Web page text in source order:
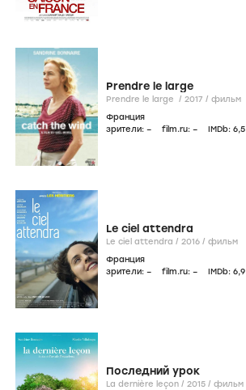
Prendre le large
Prendre le large / 2017 / фильм
Франция
зрители: – film.ru: – IMDb: 6,5
Le ciel attendra
Le ciel attendra / 2016 / фильм
Франция
зрители: – film.ru: – IMDb: 6,9
Последний урок
La dernière leçon / 2015 / фильм